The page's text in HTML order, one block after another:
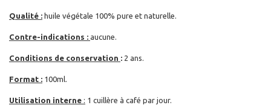
Qualité : huile végétale 100% pure et naturelle.
Contre-indications : aucune.
Conditions de conservation : 2 ans.
Format : 100ml.
Utilisation interne : 1 cuillère à café par jour.